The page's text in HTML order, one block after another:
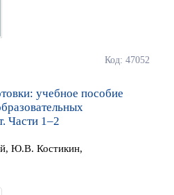
Код: 47052
учебное пособие
Части 1–2
Ю.В. Костикин,